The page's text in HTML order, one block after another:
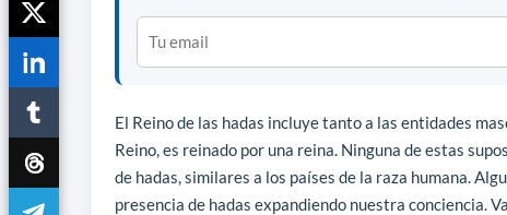
El Reino de las hadas incluye tanto a las entidades
Reino, es reinado por una reina. Ninguna de estas
de hadas, similares a los países de la raza humana.
presencia de hadas expandiendo nuestra conciencia.